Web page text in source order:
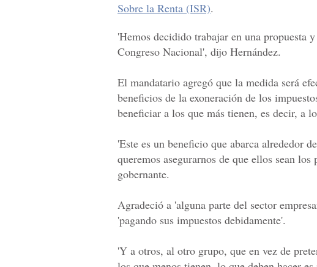
Sobre la Renta (ISR).
'Hemos decidido trabajar en una propuesta
Congreso Nacional', dijo Hernández.
El mandatario agregó que la medida será
beneficios de la exoneración de los
beneficiar a los que más tienen, es decir, a
'Este es un beneficio que abarca alrededor
queremos asegurarnos de que ellos sean
gobernante.
Agradeció a 'alguna parte del sector
'pagando sus impuestos debidamente'.
'Y a otros, al otro grupo, que en vez de